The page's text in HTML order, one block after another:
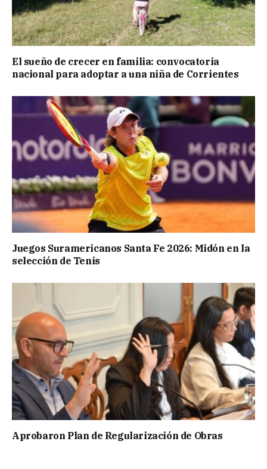
El sueño de crecer en familia: convocatoria
nacional para adoptar a una niña de Corrientes
Juegos Suramericanos Santa Fe 2026: Midón en la
selección de Tenis
Aprobaron Plan de Regularización de Obras